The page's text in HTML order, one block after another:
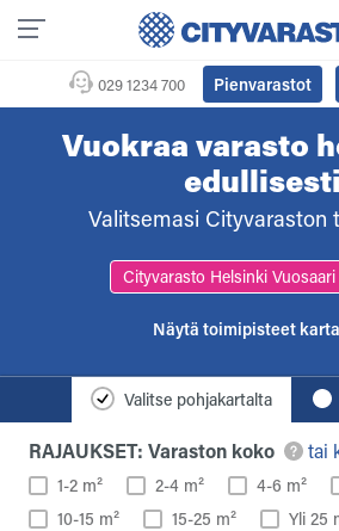
029 1234 700 Pienvarastot
Vuokraa varasto
Valitsemasi Cityvaraston
Cityvarasto Helsinki Vuosaari
toimipisteet
Valitse pohjakartalta
RAJAUKSET: Varaston koko tai
1-2 m² 2-4 m² 4-6 m²
10-15 m²
15-25 m² Yli 25